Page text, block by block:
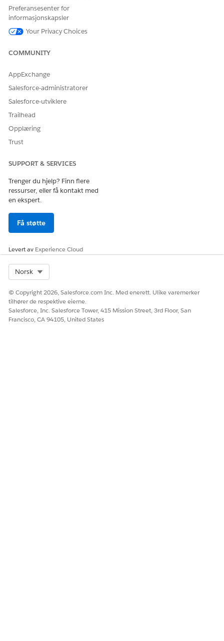
SE OGSÅ:
Innbygde Fundraising Intelligence-kontrollpaneler
Tidsplan for datastrøm i
HJALP DENNE ARTIKKELEN MED Å LØSE PROBLEMET DITT?
Preferansesenter for
informasjonskapsler
Your Privacy Choices
COMMUNITY
AppExchange
Salesforce-administratorer
Salesforce-utviklere
Trailhead
Opplæring
Trust
SUPPORT & SERVICES
Trenger du hjelp? Finn flere
ressurser, eller få kontakt med
en ekspert.
Få støtte
Levert av Experience Cloud
Norsk
© Copyright 2026, Salesforce.com Inc. Med enerett. Ulike varemerker
tilhører de respektive eierne.
Salesforce, Inc. Salesforce Tower, 415 Mission Street, 3rd Floor, San
Francisco, CA 94105, United States